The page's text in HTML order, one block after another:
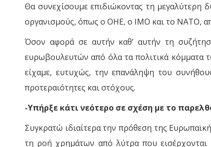
Θα συνεχίσουμε επιδιώκοντας τη μεγαλύτερη
οργανισμούς, όπως ο ΟΗΕ, ο ΙΜΟ και το ΝΑΤΟ,
Όσον αφορά σε αυτήν καθ’ αυτήν τη
ευρωβουλευτών από όλα τα πολιτικά κόμματα
είχαμε, ευτυχώς, την επανάληψη του
προτεραιότητες και στόχους.
-Υπήρξε κάτι νεότερο σε σχέση με το
Συγκρατώ ιδιαίτερα την πρόθεση της
τη ροή χρημάτων από λύτρα που εισέρχονται